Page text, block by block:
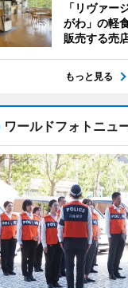
「リヴァー
がわ」の軽
販売する売
もっと見る
ワールドフォトニュ